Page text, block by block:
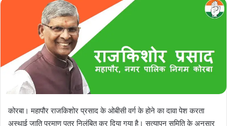
कोरबा। महापौर राजकिशोर प्रसाद के ओबीसी वर्ग के होने का दावा पेश करता
अस्थाई जाति प्रमाण पत्र निलंबित कर दिया गया है। सत्यापन समिति के अनुसार